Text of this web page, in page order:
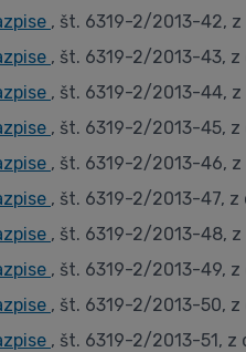
, št. 6319-2/2013-42, z
, št. 6319-2/2013-43, z
, št. 6319-2/2013-44, z
, št. 6319-2/2013-45, z
, št. 6319-2/2013-46, z
, št. 6319-2/2013-47, z
, št. 6319-2/2013-48, z
, št. 6319-2/2013-49, z
, št. 6319-2/2013-50, z
, št. 6319-2/2013-51, z